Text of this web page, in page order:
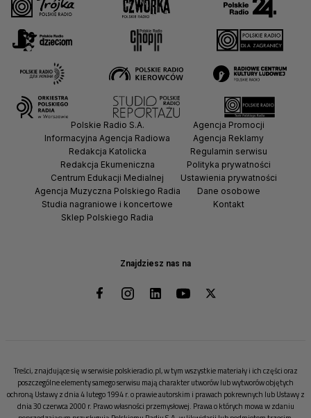
Znajdziesz nas na
Polskie Radio S.A.
Informacyjna Agencja Radiowa
Redakcja Katolicka
Redakcja Ekumeniczna
Centrum Edukacji Medialnej
Agencja Muzyczna Polskiego Radia
Studia nagraniowe i koncertowe
Sklep Polskiego Radia
Agencja Promocji
Agencja Reklamy
Regulamin serwisu
Polityka prywatności
Ustawienia prywatności
Dane osobowe
Kontakt
Treści, znajdujące się w serwisie polskieradio.pl, w tym wszystkie materiały i ich części oraz
poszczególne elementy samego serwisu mają charakter utworów lub wytworów objętych
ochroną Ustawy z dnia 4 lutego 1994 r. o prawie autorskim i prawach pokrewnych lub Ustawy z
dnia 30 czerwca 2000 r. Prawo własności przemysłowej. Prawa o których mowa w zdaniu